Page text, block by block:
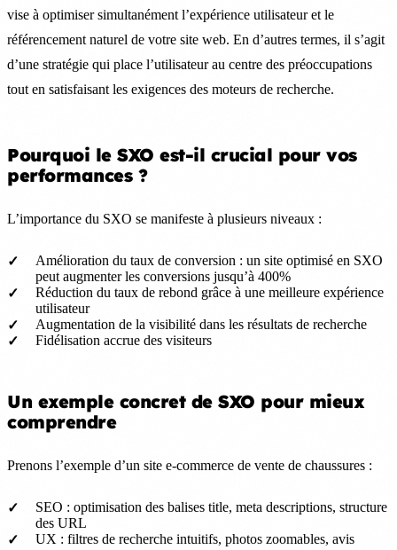
vise à optimiser simultanément l’expérience utilisateur et le
référencement naturel de votre site web. En d’autres termes, il s’agit
d’une stratégie qui place l’utilisateur au centre des préoccupations
tout en satisfaisant les exigences des moteurs de recherche.
Pourquoi le SXO est-il crucial pour vos
performances ?
L’importance du SXO se manifeste à plusieurs niveaux :
Amélioration du taux de conversion : un site optimisé en SXO
peut augmenter les conversions jusqu’à 400%
Réduction du taux de rebond grâce à une meilleure expérience
utilisateur
Augmentation de la visibilité dans les résultats de recherche
Fidélisation accrue des visiteurs
Un exemple concret de SXO pour mieux
comprendre
Prenons l’exemple d’un site e-commerce de vente de chaussures :
SEO : optimisation des balises title, meta descriptions, structure
des URL
UX : filtres de recherche intuitifs, photos zoomables, avis